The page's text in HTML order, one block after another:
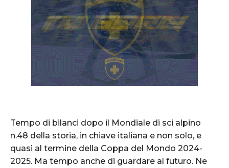
Tempo di bilanci dopo il Mondiale di sci alpino
n.48 della storia, in chiave italiana e non solo, e
quasi al termine della Coppa del Mondo 2024-
2025. Ma tempo anche di guardare al futuro. Ne